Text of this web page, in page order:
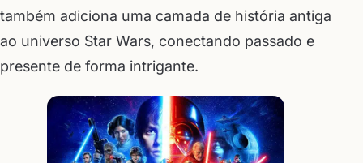
também adiciona uma camada de história antiga
ao universo Star Wars, conectando passado e
presente de forma intrigante.